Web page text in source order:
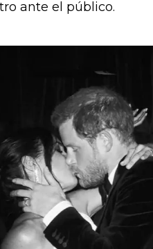
ante el público.